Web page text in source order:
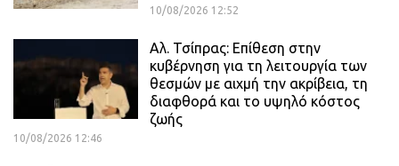
10/08/2026 12:52
Αλ. Τσίπρας: Επίθεση στην
κυβέρνηση για τη λειτουργία των
θεσμών με αιχμή την ακρίβεια, τη
διαφθορά και το υψηλό κόστος
ζωής
10/08/2026 12:46